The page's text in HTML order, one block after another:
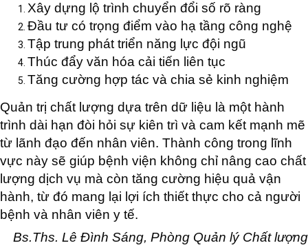
Xây dựng lộ trình chuyển đổi số rõ ràng
Đầu tư có trọng điểm vào hạ tầng công nghệ
Tập trung phát triển năng lực đội ngũ
Thúc đẩy văn hóa cải tiến liên tục
Tăng cường hợp tác và chia sẻ kinh nghiệm
Quản trị chất lượng dựa trên dữ liệu là một hành
trình dài hạn đòi hỏi sự kiên trì và cam kết mạnh mẽ
từ lãnh đạo đến nhân viên. Thành công trong lĩnh
vực này sẽ giúp bệnh viện không chỉ nâng cao chất
lượng dịch vụ mà còn tăng cường hiệu quả vận
hành, từ đó mang lại lợi ích thiết thực cho cả người
bệnh và nhân viên y tế.
Bs.Ths. Lê Đình Sáng, Phòng Quản lý Chất lượng